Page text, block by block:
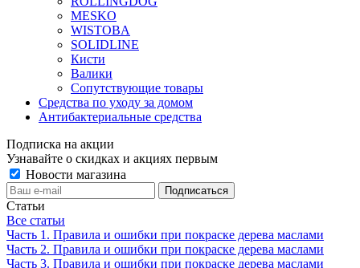
MESKO
WISTOBA
SOLIDLINE
Кисти
Валики
Сопутствующие товары
Средства по уходу за домом
Антибактериальные средства
Подписка на акции
Узнавайте о скидках и акциях первым
Новости магазина
Статьи
Все статьи
Часть 1. Правила и ошибки при покраске дерева маслами
Часть 2. Правила и ошибки при покраске дерева маслами
Часть 3. Правила и ошибки при покраске дерева маслами